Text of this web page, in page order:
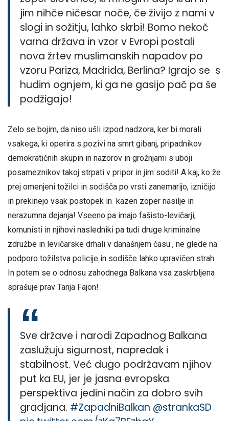
jim nihče ničesar noče, če živijo z nami v
slogi in sožitju, lahko skrbi! Bomo nekoč
varna država in vzor v Evropi postali
nova žrtev muslimanskih napadov po
vzoru Pariza, Madrida, Berlina? Igrajo se s
hudim ognjem, ki ga ne gasijo pač pa še
podžigajo!
Zelo se bojim, da niso ušli izpod nadzora, ker bi morali
vsakega, ki operira s pozivi na smrt gibanj, pripadnikov
demokratičnih skupin in nazorov in grožnjami s uboji
posameznikov takoj strpati v pripor in jim soditi! A kaj, ko že
prej omenjeni tožilci in sodišča po vrsti zanemarijo, izničijo
in prekinejo vsak postopek in kazen zoper nasilje in
nerazumna dejanja! Vseeno pa imajo fašisto-levičarji,
komunisti in njihovi nasledniki pa tudi druge kriminalne
združbe in levičarske drhali v današnjem času , ne glede na
podporo tožilstva policije in sodišče lahko upravičen strah.
In potem se o odnosu zahodnega Balkana vsa zaskrbljena
sprašuje prav Tanja Fajon!
Sve države i narodi Zapadnog Balkana
zaslužuju sigurnost, napredak i
stabilnost. Već dugo podržavam njihov
put ka EU, jer je jasna evropska
perspektiva jedini način za dobro svih
gradjana. #ZapadniBalkan @strankaSD